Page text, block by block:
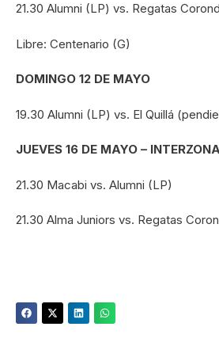
21.30 Alumni (LP) vs. Regatas
Libre: Centenario (G)
DOMINGO 12 DE MAYO
19.30 Alumni (LP) vs. El Quillá
JUEVES 16 DE MAYO –
21.30 Macabi vs. Alumni (LP)
21.30 Alma Juniors vs. Regatas